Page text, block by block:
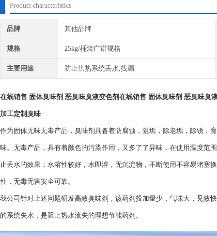
Product characteristics
品牌 其他品牌
规格 25kg/桶装广谱规格
主要用途 防止供热系统丢水,找漏
在线销售 固体臭味剂 恶臭味臭液变色剂在线销售 固体臭味剂 恶臭味臭
加工定制臭味
作为固体无味无毒产品，臭味剂具备着防腐蚀，阻垢，除老垢，除锈，
味。无毒产品，具有着颜色的污染作用，又多了了异味，在使用温度范
止丢水的效果；水溶性较好，水即溶，无沉淀物，不断使用不容易堵塞
性，无毒无害安全可靠。
我公司针对上述问题研发高效臭味剂，该药剂投加量少，气味大，见效
的系统失水，是阻止热水流失的理想节能药剂。